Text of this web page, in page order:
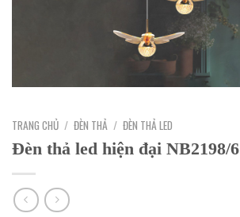
TRANG CHỦ / ĐÈN THẢ / ĐÈN THẢ LED
Đèn thả led hiện đại NB2198/6